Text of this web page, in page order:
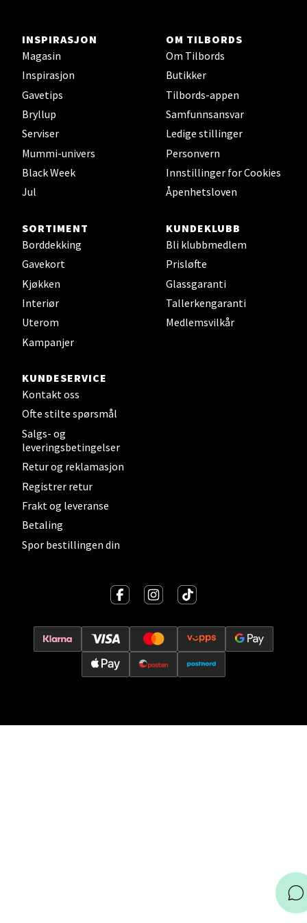
INSPIRASJON
Magasin
Inspirasjon
Gavetips
Bryllup
Serviser
Mummi-univers
Black Week
Jul
OM TILBORDS
Om Tilbords
Butikker
Tilbords-appen
Samfunnsansvar
Ledige stillinger
Personvern
Innstillinger for Cookies
Åpenhetsloven
SORTIMENT
Borddekking
Gavekort
Kjøkken
Interiør
Uterom
Kampanjer
KUNDEKLUBB
Bli klubbmedlem
Prisløfte
Glassgaranti
Tallerkengaranti
Medlemsvilkår
KUNDESERVICE
Kontakt oss
Ofte stilte spørsmål
Salgs- og
leveringsbetingelser
Retur og reklamasjon
Registrer retur
Frakt og leveranse
Betaling
Spor bestillingen din
Ski - Thon Senter Ski
Ski Storsenter, Jernbanesvingen 6, 1400 Ski
0 i butikk
Sortland - Sortland Storsenter
Strangata 26, 8400 Sortland
Åpent i dag 10-19
0 i butikk
Steinkjer - Thon Senter Steinkjer
Åpent i dag 10-20
Leirvik - Stord
Torgbakken 2, 5401 Stord
Åpent i dag 10-17